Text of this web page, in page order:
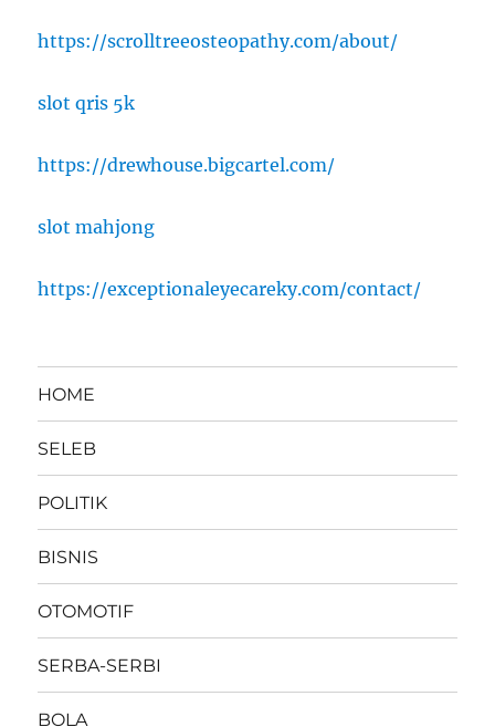
https://scrolltreeosteopathy.com/about/
slot qris 5k
https://drewhouse.bigcartel.com/
slot mahjong
https://exceptionaleyecareky.com/contact/
HOME
SELEB
POLITIK
BISNIS
OTOMOTIF
SERBA-SERBI
BOLA